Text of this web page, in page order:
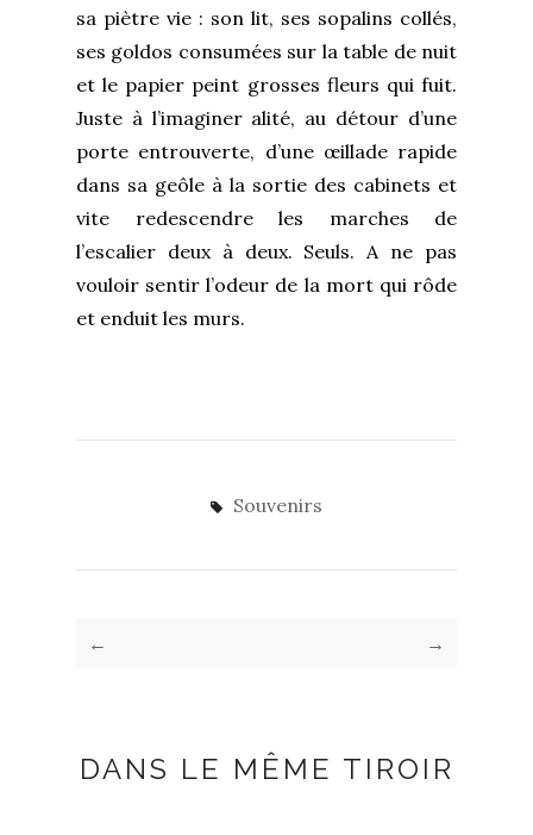
sa piètre vie : son lit, ses sopalins collés,
ses goldos consumées sur la table de nuit
et le papier peint grosses fleurs qui fuit.
Juste à l’imaginer alité, au détour d’une
porte entrouverte, d’une œillade rapide
dans sa geôle à la sortie des cabinets et
vite redescendre les marches de
l’escalier deux à deux. Seuls. A ne pas
vouloir sentir l’odeur de la mort qui rôde
et enduit les murs.
Souvenirs
← →
DANS LE MÊME TIROIR